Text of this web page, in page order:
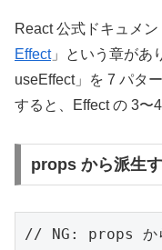
React 公式ドキュメン
Effect」という章があ
useEffect」を 7 パタ
すると、Effect の 3〜
props から派生
// NG: props か